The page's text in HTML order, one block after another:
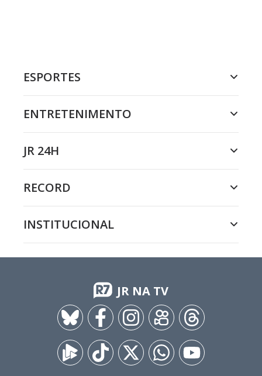
ESPORTES
ENTRETENIMENTO
JR 24H
RECORD
INSTITUCIONAL
JR NA TV